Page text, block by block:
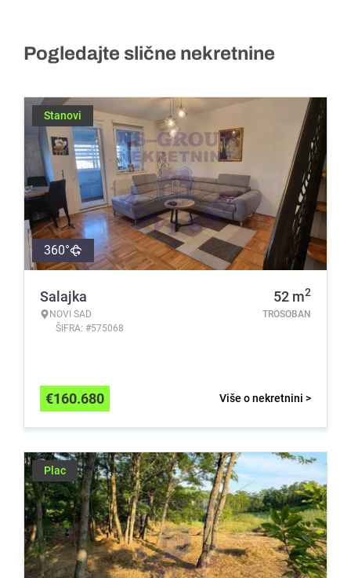
Pogledajte slične nekretnine
Stanovi
360°
Salajka
NOVI SAD
ŠIFRA: #575068
52 m2
TROSOBAN
Više o nekretnini >
€160.680
Plac